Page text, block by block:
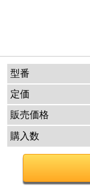
型番
定価
販売価格
購入数